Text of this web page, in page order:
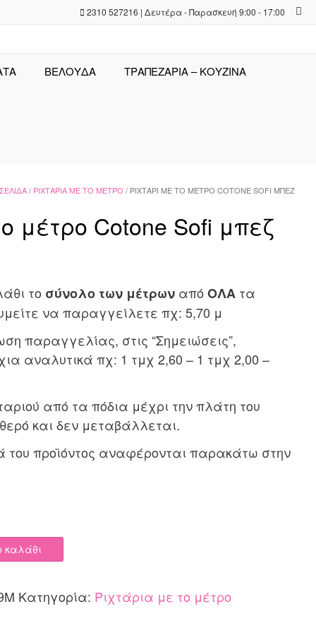
2310 527216 | Δευτέρα - Παρασκευή 9:00 - 17:00
ΒΕΛΟΥΔΑ ΤΡΑΠΕΖΑΡΊΑ – ΚΟΥΖΊΝΑ
/ ΡΙΧΤΆΡΙΑ ΜΕ ΤΟ ΜΈΤΡΟ / ΡΙΧΤΆΡΙ ΜΕ ΤΟ ΜΈΤΡΟ COTONE SOFI ΜΠΕΖ
μέτρο Cotone Sofi μπεζ
το σύνολο των μέτρωναπό ΟΛΑτα
να παραγγείλετε πχ: 5,70 μ
παραγγελίας, στις “Σημειώσεις”,
αναλυτικά πχ: 1 τμχ 2,60 – 1 τμχ 2,00 –
από τα πόδια μέχρι την πλάτη του
και δεν μεταβάλλεται.
του προϊόντος αναφέρονται παρακάτω στην
καλάθι
Κατηγορία: Ριχτάρια με το μέτρο